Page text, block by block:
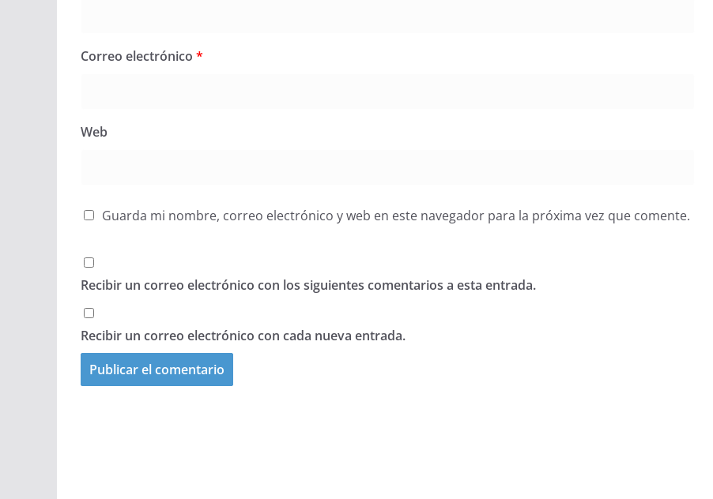
Correo electrónico *
Web
Guarda mi nombre, correo electrónico y web en este navegador para la próxima vez que comente.
Recibir un correo electrónico con los siguientes comentarios a esta entrada.
Recibir un correo electrónico con cada nueva entrada.